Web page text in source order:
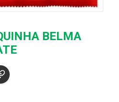
BELMA